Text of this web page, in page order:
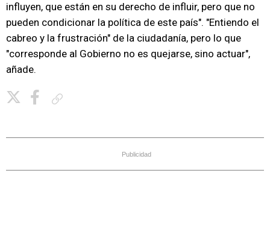
influyen, que están en su derecho de influir, pero que no
pueden condicionar la política de este país". "Entiendo el
cabreo y la frustración" de la ciudadanía, pero lo que
"corresponde al Gobierno no es quejarse, sino actuar",
añade.
Publicidad